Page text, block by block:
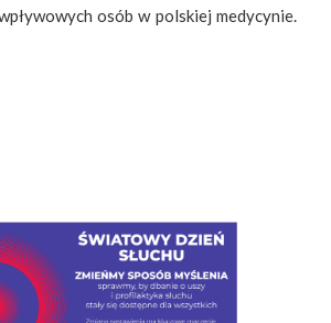
osób w polskiej medycynie.